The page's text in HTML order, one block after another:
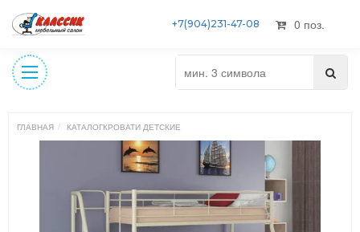
+7(904)231-47-08 0 поз.
ГЛАВНАЯ КАТАЛОГКРОВАТИ ДЕТСКИЕ